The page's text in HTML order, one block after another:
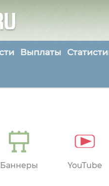
Выплаты
Баннеры YouTube